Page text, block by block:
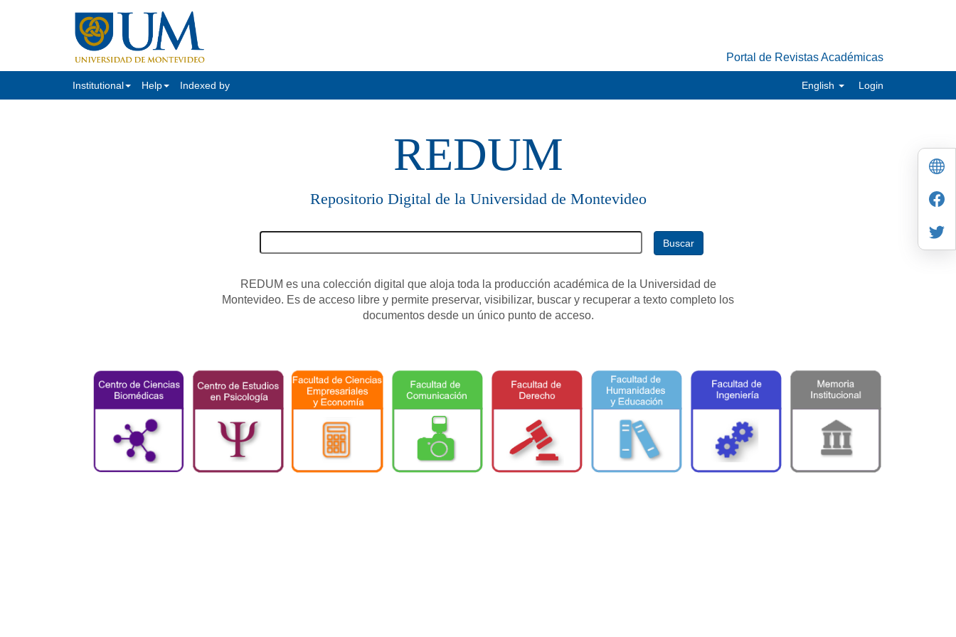
Portal de Revistas Académicas
Institutional Help Indexed by English Login
REDUM
Repositorio Digital de la Universidad de Montevideo
Buscar
REDUM es una colección digital que aloja toda la producción académica de la Universidad de
Montevideo. Es de acceso libre y permite preservar, visibilizar, buscar y recuperar a texto completo los
documentos desde un único punto de acceso.